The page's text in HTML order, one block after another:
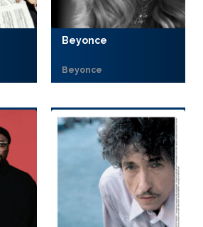
Beyonce
Beyonce